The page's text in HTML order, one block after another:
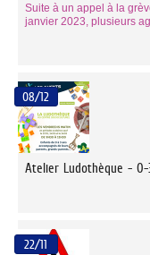
Suite à un appel à la
janvier 2023, plusieurs
08/12
Atelier Ludothèque - 0-
22/11